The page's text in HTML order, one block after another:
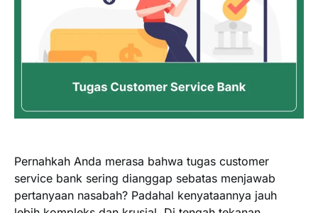
Pernahkah Anda merasa bahwa tugas customer
service bank sering dianggap sebatas menjawab
pertanyaan nasabah? Padahal kenyataannya jauh